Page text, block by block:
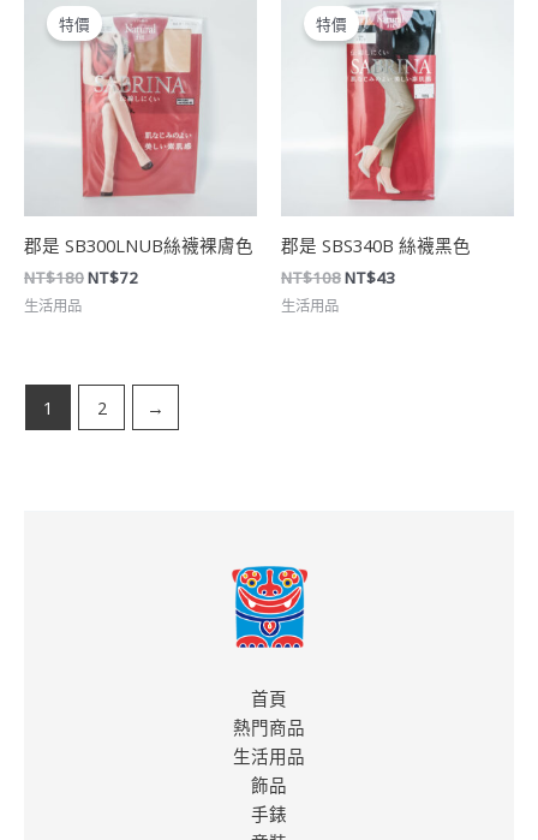
特價
郡是 SB300LNUB絲襪裸膚色
NT$180
始
價
格：
NT$180。
NT$72
前
價
格：
NT$72。
生活用品
特價
郡是 SBS340B 絲襪黑色
NT$108
始
價
格：
NT$108。
NT$43
前
價
格：
NT$43。
生活用品
1 2 →
首頁
熱門商品
生活用品
飾品
手錶